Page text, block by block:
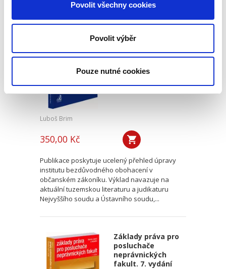
Povolit všechny cookies
Povolit výběr
Pouze nutné cookies
Úvod do práva
bezdůvodného
obohacení
Luboš Brim
350,00 Kč
Publikace poskytuje ucelený přehled úpravy
institutu bezdůvodného obohacení v
občanském zákoníku. Výklad navazuje na
aktuální tuzemskou literaturu a judikaturu
Nejvyššího soudu a Ústavního soudu,...
Základy práva pro
posluchače
neprávnických
fakult. 7. vydání